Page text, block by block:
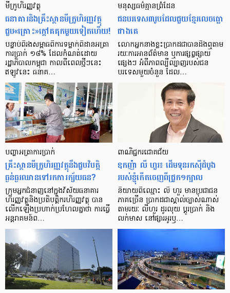
មីក្រូ​ហិរញ្ញវត្ថុ
ធនាគារ​និង​គ្រឹះស្ថាន​មីក្រូ​ហិរញ្ញវត្ថុ​
ជួប«គ្រោះ»ក្តៅ​គគុក​មួយ​ទៀត​ហើយ!
បន្ទាប់​ពី​រង​សម្ពាធ​​ពី​ការ​ទម្លាក់​ពិដាន​អត្រា​
ការ​ប្រាក់ ១៨​% ដែល​កំណត់​ដោយ​
រដ្ឋាភិបាល​កម្ពុជា កាល​ពី​ពេល​ថ្មីៗ​នេះ
ឥឡូវ​នេះ ធនាគ…
មនុស្ស​ធម៌​គ្មាន​ព្រំដែន
ជន​បរទេស​៣​រូប​ដែល​ជួយ​ខ្មែរ​លេច​ធ្លោ​
ជាង​គេ
លោកអ្នក​នាង​ខ្លះ​ប្រាកដ​ជា​បាន​​ដឹង​ឮ​តាម​
រយៈ​ការ​អាន​ព័ត៌មាន ឬ​ការ​ផ្សព្វផ្សាយ​
ផ្សេងៗ អំពី​ភាព​ល្បីល្បាញ​របស់​ជន​
បរទេស​មួយ​ចំនួន ដែល…
បញ្ហា​អត្រា​ការប្រាក់
គ្រឹះស្ថាន​មីក្រូ​ហិរញ្ញវត្ថុ​នឹង​ជួប​វិបត្តិ​
ធ្ងន់ធ្ងរ​ឈាន​ទៅ​រក​ការ​ក្ស័យធន?
ក្រុម​អ្នក​ជំនាញ​នៅ​ក្នុង​វិស័យ​ធនាគារ
ហិរញ្ញវត្ថុ​និង​ប្រតិបត្តិករ​ហិរញ្ញ​វត្ថុ បាន​​
លើក​ឡើង​ប្រហាក់​ប្រហែល​គ្នា​ថា ការ​ធ្វើ​
អន្តរាគមន៍​ព…
ពាណិជ្ជករជោគជ័យ
ឧកញ៉ា លី ហួរ៖ ដើមទុនរកស៊ីដំបូង
របស់ខ្ញុំកើតចេញពីជ្រូក១ក្បាល
និយាយ​ពី​ឈ្មោះ លី ហួរ មាន​ប្រជាជន​
ភាគ​ច្រើន ប្រាកដ​ជា​ស្គាល់​ច្បាស់​ណាស់
តាមរយៈ លីហួរ ដូរ​លុយ ប្តូរ​បា្រក់ និង​
លក់​មាស នៅ​ផ្សារ​អូរ​ឫ…